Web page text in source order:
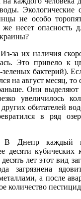
не особо
несет опасность
за их наличия
Это привело к
бактерий).
на август месяц,
Они
увеличилось
обитателей
в ряд
Днепр каждый
десяти кубических
лет этот вид
загрязнена
а после
количество